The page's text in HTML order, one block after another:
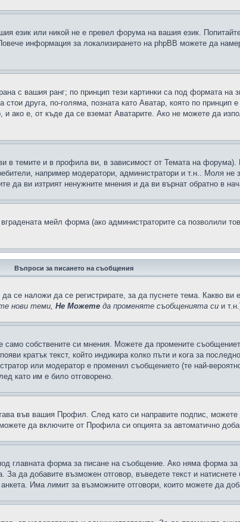
език или никой не е превел форума на вашия език.
информация за локализирането на phpBB можете да
с вашия ранг; по принцип тези картинки са под формата на
друга, по-голяма, позната като Аватар, която по принцип
е, от къде да се вземат Аватарите. Ако не можете да
в темите и в профила ви, в зависимост от Темата на
например модератори, администратори и т.н.. Моля не
да ви изтрият ненужните мнения и да ви върнат обратно в
мейл форма (ако администраторите са позволили
Въпроси за писането на съобщения
се наложи да се регистрирате, за да пуснете тема. Какво
нови теми, Не Можете да променяте съобщенията си и
собствените си мнения. Можете да промените
кратък текст, който индикира колко пъти и кога за
или модератор е променил съобщението (те най-
като им е било отговорено.
във вашия Профил. След като си направите подпис,
да включите от Профила си опцията за автоматично
главната форма за писане на съобщение. Ако няма форма за
да добавите възможен отговор, въведете текст и натиснете
Има лимит за възможните отговори, които можете да